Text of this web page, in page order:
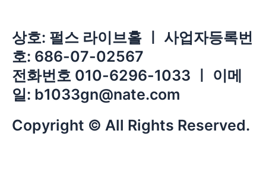
상호: 펄스 라이브홀 ㅣ 사업자등록번
호: 686-07-02567
전화번호 010-6296-1033 ㅣ 이메
일: b1033gn@nate.com
Copyright © All Rights Reserved.